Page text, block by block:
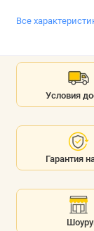
Все
Условия
Гарантия